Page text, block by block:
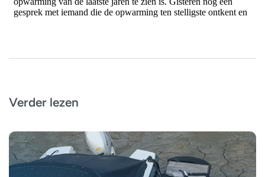
Verder lezen